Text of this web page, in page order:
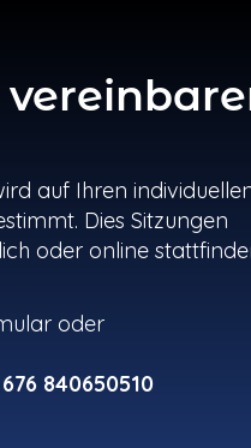
auf Ihren
Dies Sitzungen
oder online
oder
840650510